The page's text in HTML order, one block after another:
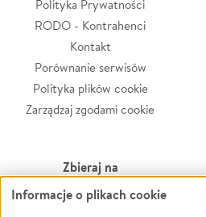
Polityka Prywatności
RODO - Kontrahenci
Kontakt
Porównanie serwisów
Polityka plików cookie
Zarządzaj zgodami cookie
Zbieraj na
Leczenie
Informacje o plikach cookie